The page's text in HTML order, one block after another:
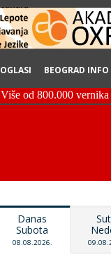
OGLASI BEOGRAD INFO
Danas
Subota
08.08.2026.